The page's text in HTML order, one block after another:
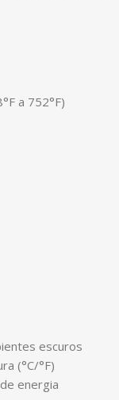
a 752°F)
escuros
(°C/°F)
energia